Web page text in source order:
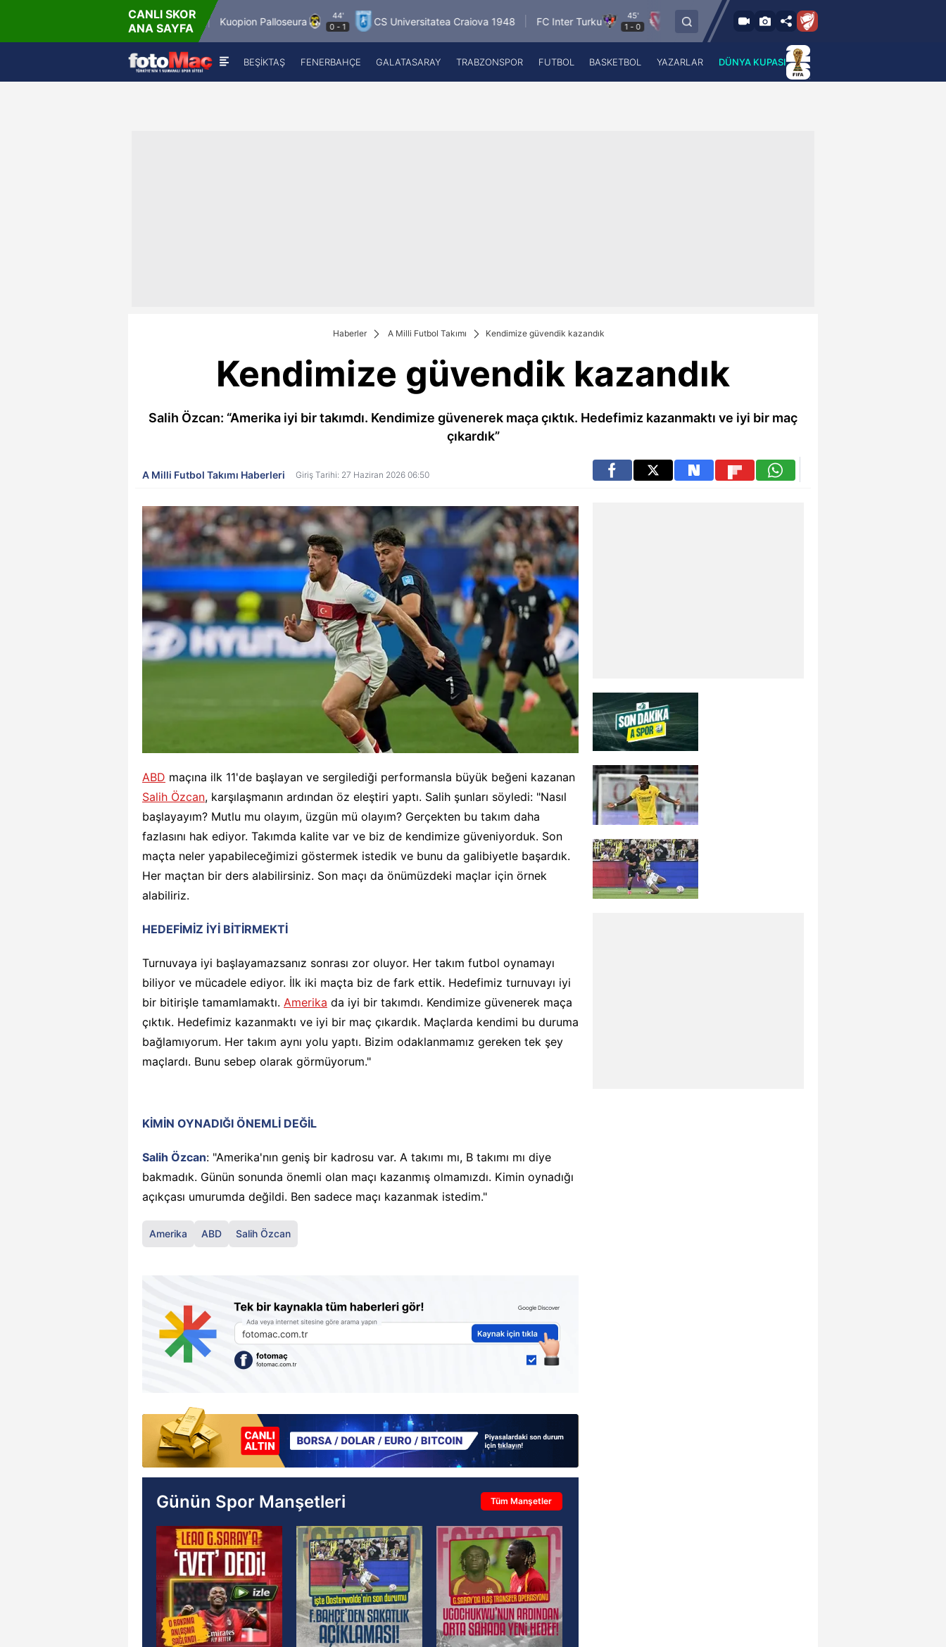
CANLI SKOR
ANA SAYFA
Winner Match 12 Kuopion Palloseura
0-1 CS Universitatea Craiova 1948 FC Inter Turku
1-0 FC Vaduz Jagiellonia Bialystok
6.8.2026 - Per
A Haber Radyo
BEŞİKTAŞ FENERBAHÇE GALATASARAY TRABZONSPOR FUTBOL BASKETBOL YAZARLAR DÜNYA KUPASI
Haberler A Milli Futbol Takımı Kendimize güvendik kazandık
Kendimize güvendik kazandık
Salih Özcan: “Amerika iyi bir takımdı. Kendimize güvenerek maça çıktık. Hedefimiz kazanmaktı ve iyi bir maç
çıkardık”
A Milli Futbol Takımı Haberleri Giriş Tarihi: 27 Haziran 2026 06:50
ABD maçına ilk 11'de başlayan ve sergilediği performansla büyük beğeni kazanan
Salih Özcan, karşılaşmanın ardından öz eleştiri yaptı. Salih şunları söyledi: "Nasıl
başlayayım? Mutlu mu olayım, üzgün mü olayım? Gerçekten bu takım daha
fazlasını hak ediyor. Takımda kalite var ve biz de kendimize güveniyorduk. Son
maçta neler yapabileceğimizi göstermek istedik ve bunu da galibiyetle başardık.
Her maçtan bir ders alabilirsiniz. Son maçı da önümüzdeki maçlar için örnek
alabiliriz.
HEDEFİMİZ İYİ BİTİRMEKTİ
Turnuvaya iyi başlayamazsanız sonrası zor oluyor. Her takım futbol oynamayı
biliyor ve mücadele ediyor. İlk iki maçta biz de fark ettik. Hedefimiz turnuvayı iyi
bir bitirişle tamamlamaktı. Amerika da iyi bir takımdı. Kendimize güvenerek maça
çıktık. Hedefimiz kazanmaktı ve iyi bir maç çıkardık. Maçlarda kendimi bu duruma
bağlamıyorum. Her takım aynı yolu yaptı. Bizim odaklanmamız gereken tek şey
maçlardı. Bunu sebep olarak görmüyorum."
KİMİN OYNADIĞI ÖNEMLİ DEĞİL
Salih Özcan: "Amerika'nın geniş bir kadrosu var. A takımı mı, B takımı mı diye
bakmadık. Günün sonunda önemli olan maçı kazanmış olmamızdı. Kimin oynadığı
açıkçası umurumda değildi. Ben sadece maçı kazanmak istedim."
Amerika ABD Salih Özcan
Günün Spor Manşetleri Tüm Manşetler